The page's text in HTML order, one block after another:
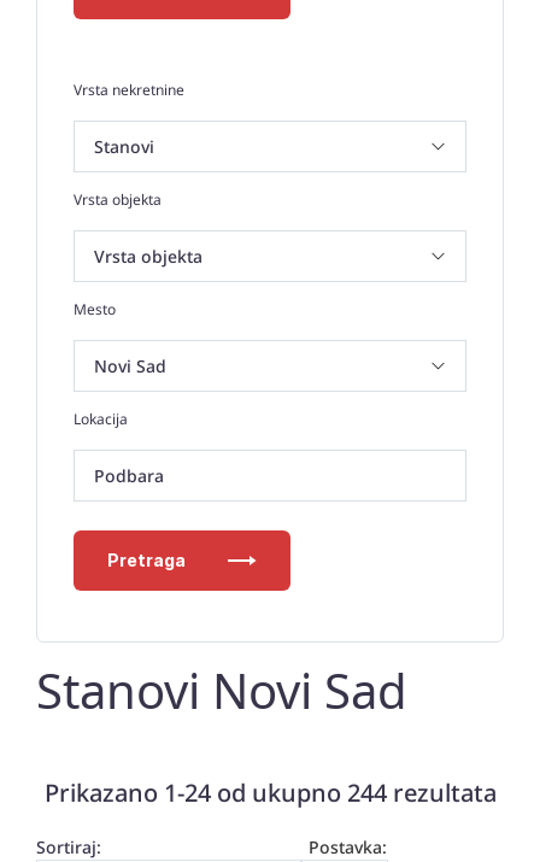
Vrsta nekretnine
Vrsta objekta
Mesto
Lokacija
Podbara
Pretraga
Stanovi Novi Sad
Prikazano 1-24 od ukupno 244 rezultata
Postavka:
Sortiraj: